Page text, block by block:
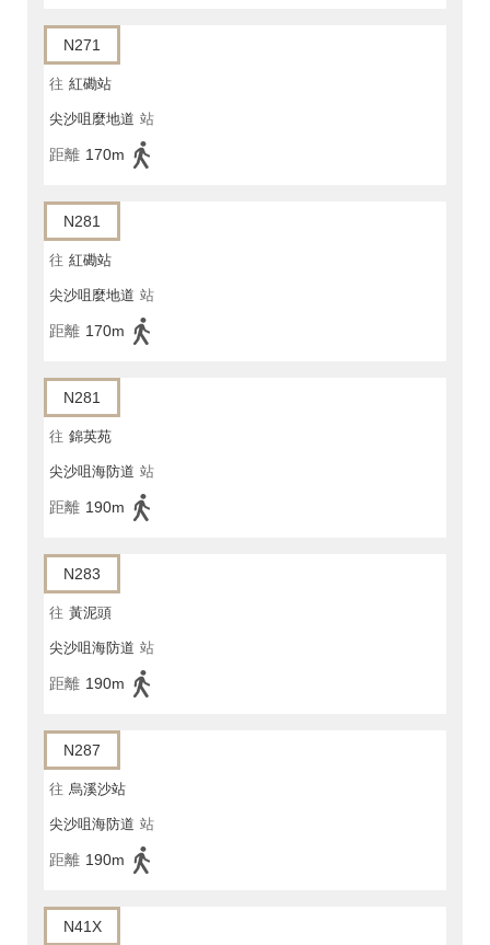
N271
往 紅磡站
尖沙咀麼地道 站
距離 170m
N281
往 紅磡站
尖沙咀麼地道 站
距離 170m
N281
往 錦英苑
尖沙咀海防道 站
距離 190m
N283
往 黃泥頭
尖沙咀海防道 站
距離 190m
N287
往 烏溪沙站
尖沙咀海防道 站
距離 190m
N41X